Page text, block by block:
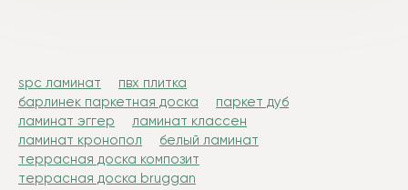
spc ламинат
пвх плитка
барлинек паркетная доска
паркет дуб
ламинат эггер
ламинат классен
ламинат кронопол
белый ламинат
террасная доска композит
террасная доска bruggan